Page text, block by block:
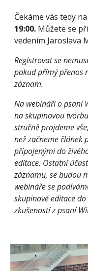
Čekáme vás tedy
19:00. Můžete se
vedením Jaroslava
Registrovat se
pokud přímý přenos
záznam.
Na webináři o psaní
na skupinovou
stručně projdeme
než začneme článek
připojenými do
editace. Ostatní
záznamu, se budou
webináře se
skupinové editace
zkušeností z psaní